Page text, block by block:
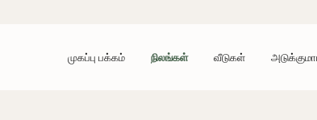
முகப்பு பக்கம் நிலங்கள் வீடுகள்